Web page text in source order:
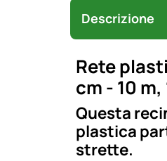
Descrizione
Rete
cm - 10
Questa
plastica
strette.